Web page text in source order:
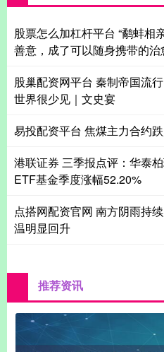
股票怎么加杠杆平台 “鹬蚌相
善意，成了可以随身携带的治
股巢配资网平台 秦制帝国流
世界很少见｜文史宴
易投配资平台 焦煤主力合约
港联证券 三季报点评：华泰
ETF基金季度涨幅52.20%
点搭网配资官网 南方阴雨持
温明显回升
推荐资讯